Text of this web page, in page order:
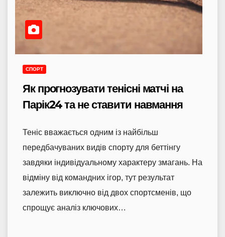
СПОРТ
Як прогнозувати тенісні матчі на
Парік24 та не ставити навмання
Теніс вважається одним із найбільш
передбачуваних видів спорту для беттінгу
завдяки індивідуальному характеру змагань. На
відміну від командних ігор, тут результат
залежить виключно від двох спортсменів, що
спрощує аналіз ключових…